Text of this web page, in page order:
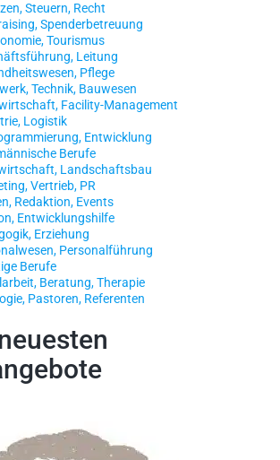
Steuern, Recht
Spenderbetreuung
Tourismus
Leitung
Pflege
Technik, Bauwesen
Facility-Management
Logistik
Entwicklung
Berufe
Landschaftsbau
Vertrieb, PR
Redaktion, Events
Entwicklungshilfe
Erziehung
Personalführung
Berufe
Beratung, Therapie
Pastoren, Referenten